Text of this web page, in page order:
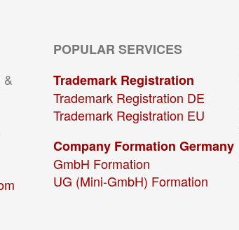
&
POPULAR SERVICES
Trademark Registration
Trademark Registration DE
Trademark Registration EU
Company Formation Germany
GmbH Formation
UG (Mini-GmbH) Formation